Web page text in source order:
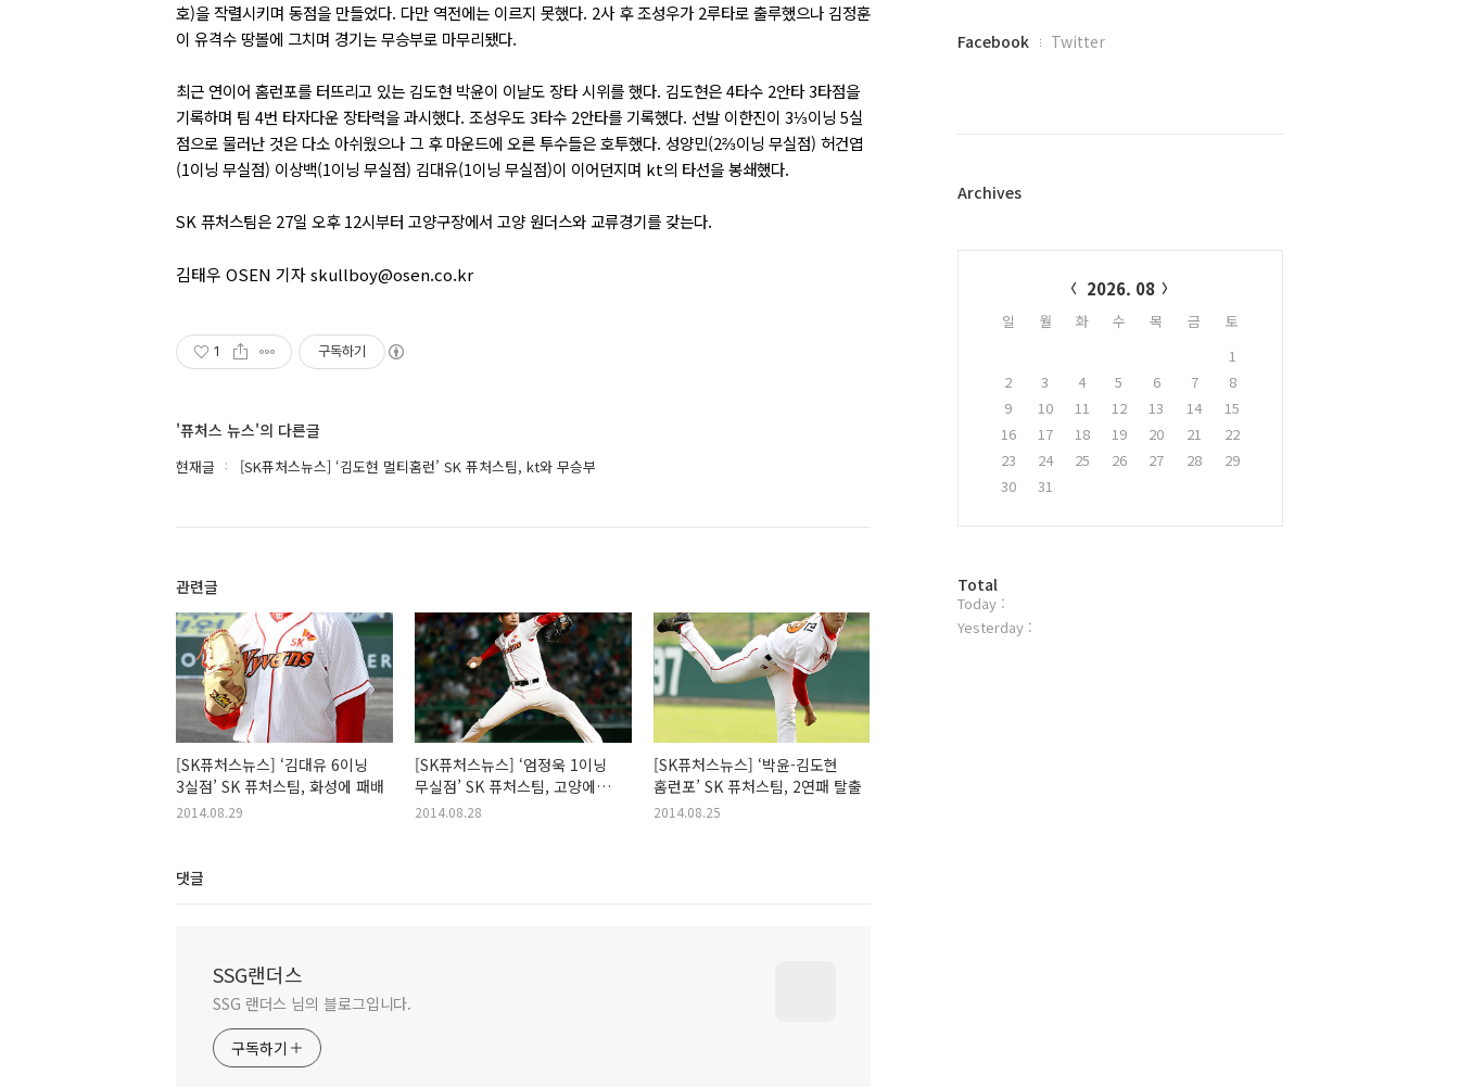
호)을 작렬시키며 동점을 만들었다. 다만 역전에는 이르지 못했다. 2사 후 조성우가 2루타로 출루했으나 김정훈
이 유격수 땅볼에 그치며 경기는 무승부로 마무리됐다.
최근 연이어 홈런포를 터뜨리고 있는 김도현 박윤이 이날도 장타 시위를 했다. 김도현은 4타수 2안타 3타점을
기록하며 팀 4번 타자다운 장타력을 과시했다. 조성우도 3타수 2안타를 기록했다. 선발 이한진이 3⅓이닝 5실
점으로 물러난 것은 다소 아쉬웠으나 그 후 마운드에 오른 투수들은 호투했다. 성양민(2⅔이닝 무실점) 허건엽
(1이닝 무실점) 이상백(1이닝 무실점) 김대유(1이닝 무실점)이 이어던지며 kt의 타선을 봉쇄했다.
SK 퓨처스팀은 27일 오후 12시부터 고양구장에서 고양 원더스와 교류경기를 갖는다.
김태우 OSEN 기자 skullboy@osen.co.kr
1 구독하기
'퓨처스 뉴스'의 다른글
현재글 [SK퓨처스뉴스] ‘김도현 멀티홈런’ SK 퓨처스팀, kt와 무승부
관련글
[SK퓨처스뉴스] ‘김대유 6이닝
3실점’ SK 퓨처스팀, 화성에 패배
2014.08.29
[SK퓨처스뉴스] ‘엄정욱 1이닝
무실점’ SK 퓨처스팀, 고양에
패배
2014.08.28
[SK퓨처스뉴스] ‘박윤-김도현
홈런포’ SK 퓨처스팀, 2연패 탈출
2014.08.25
댓글
SSG랜더스
SSG 랜더스 님의 블로그입니다.
구독하기
페
플
Facebook Twitter
Archives
2026. 08
일 월 화 수 목 금
토
1
2
3 4 5 6 7
8
9
10 11 12 13 14
15
16
17 18 19 20 21
22
23
24 25 26 27 28
29
30
31
방
문
자
Total
Today :
Yesterday :